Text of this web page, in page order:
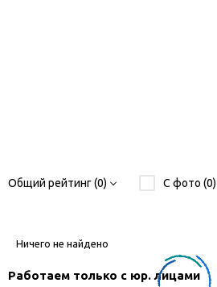
Общий рейтинг (0) С фото (0)
Ничего не найдено
Работаем только с юр. лицами